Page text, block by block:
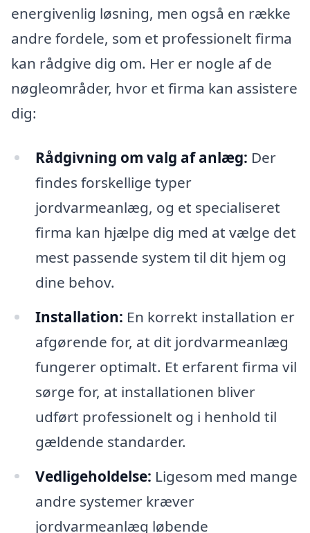
energivenlig løsning, men også en række
andre fordele, som et professionelt firma
kan rådgive dig om. Her er nogle af de
nøgleområder, hvor et firma kan assistere
dig:
Rådgivning om valg af anlæg: Der
findes forskellige typer
jordvarmeanlæg, og et specialiseret
firma kan hjælpe dig med at vælge det
mest passende system til dit hjem og
dine behov.
Installation: En korrekt installation er
afgørende for, at dit jordvarmeanlæg
fungerer optimalt. Et erfarent firma vil
sørge for, at installationen bliver
udført professionelt og i henhold til
gældende standarder.
Vedligeholdelse: Ligesom med mange
andre systemer kræver
jordvarmeanlæg løbende